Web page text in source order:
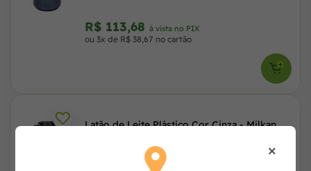
R$ 113,68 à vista no PIX
ou 3x de R$ 38,67 no cartão
Latão de Leite Plástico Cor Cinza - Milkan
×